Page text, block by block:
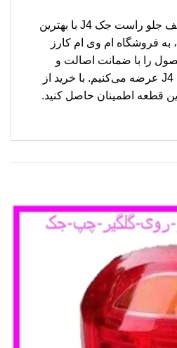
برای خرید دستگیره سقف جلو راست جک J4 با بهترین
فروشگاه ام وی ام کارز
را با ضمانت اصالت و
تطابق کامل با مدل جک J4 عرضه می‌کنیم. با خرید از
قطعه اطمینان حاصل کنید.